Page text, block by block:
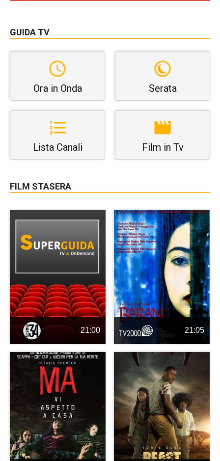
GUIDA TV
Ora in Onda Serata
Lista Canali Film in Tv
FILM STASERA
21:00 21:05